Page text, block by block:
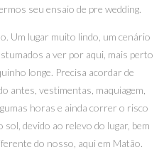
seu ensaio de pre wedding.
Um lugar muito lindo, um cenário
a ver por aqui, mais perto
longe. Precisa acordar de
antes, vestimentas, maquiagem,
horas e ainda correr o risco
sol, devido ao relevo do lugar, bem
do nosso, aqui em Matão.